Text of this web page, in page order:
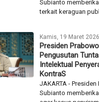
Subianto
terkait keraguan
Kamis, 19 Maret 2026
Presiden
Pengusutan
Intelektual
KontraS
JAKARTA - Presiden
Subianto